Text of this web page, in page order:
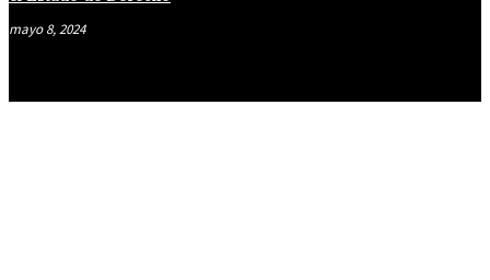
mayo 8, 2024